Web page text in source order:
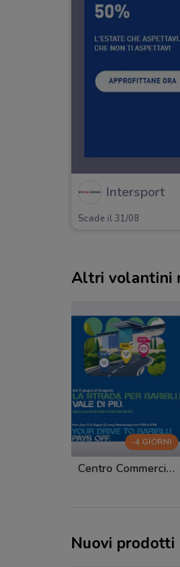
Intersport
Scade il 31/08
Altri volantini
-4 GIORNI
Centro Commerciale BariBlu
Nuovi prodotti